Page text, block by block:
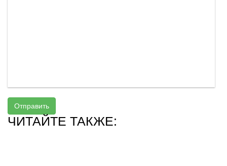
Отправить
ЧИТАЙТЕ ТАКЖЕ: